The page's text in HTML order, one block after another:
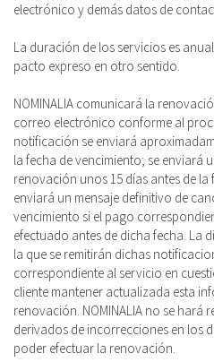
electrónico y demás datos de
La duración de los servicios es
pacto expreso en otro sentido.
NOMINALIA comunicará la
correo electrónico conforme al
notificación se enviará
la fecha de vencimiento; se enviará
renovación unos 15 días antes de la
enviará un mensaje definitivo de
vencimiento si el pago
efectuado antes de dicha fecha. La
la que se remitirán dichas
correspondiente al servicio en
cliente mantener actualizada esta
renovación. NOMINALIA no se hará
derivados de incorrecciones en los
poder efectuar la renovación.